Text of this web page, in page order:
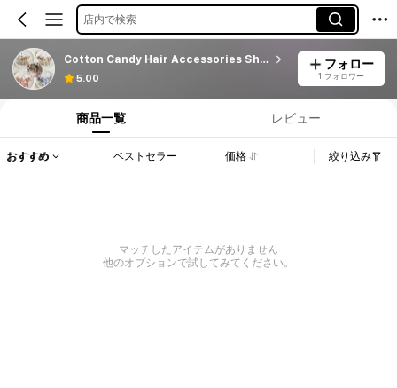
店内で検索
Cotton Candy Hair Accessories Shop
5.00
フォロー
1 フォロワー
商品一覧 レビュー
おすすめ ベストセラー 価格 絞り込み
マッチしたアイテムがありません
他のオプションで試してみてください。